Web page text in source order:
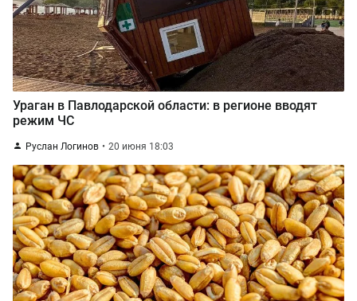
Ураган в Павлодарской области: в регионе вводят
режим ЧС
Руслан Логинов 20 июня 18:03